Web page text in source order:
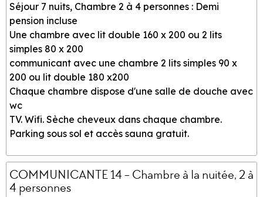
Séjour 7 nuits, Chambre 2 à 4 personnes : Demi
pension incluse
Une chambre avec lit double 160 x 200 ou 2 lits
simples 80 x 200
communicant avec une chambre 2 lits simples 90 x
200 ou lit double 180 x200
Chaque chambre dispose d'une salle de douche avec
wc
TV. Wifi. Sèche cheveux dans chaque chambre.
Parking sous sol et accès sauna gratuit.
COMMUNICANTE 14 - Chambre à la nuitée, 2 à
4 personnes